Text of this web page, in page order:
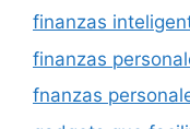
finanzas
finanzas
fnanzas